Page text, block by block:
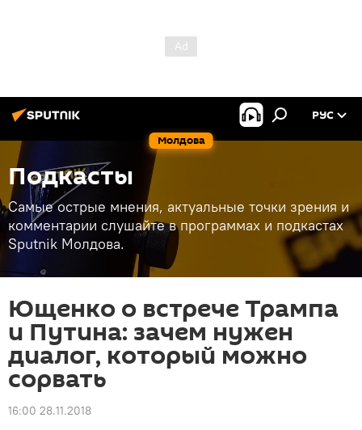
Молдова
РУС
Подкасты
Самые острые мнения, актуальные точки зрения и
комментарии слушайте в программах и подкастах
Sputnik Молдова.
Ющенко о встрече Трампа
и Путина: зачем нужен
диалог, который можно
сорвать
16:00 28.11.2018